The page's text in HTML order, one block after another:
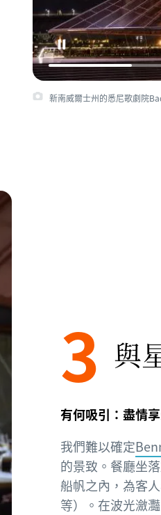
新南威爾士州的悉尼歌劇院
3 與
有何吸引：盡情
我們難以確定
的景致。餐廳坐
船帆之內，為客
等）。在波光瀲